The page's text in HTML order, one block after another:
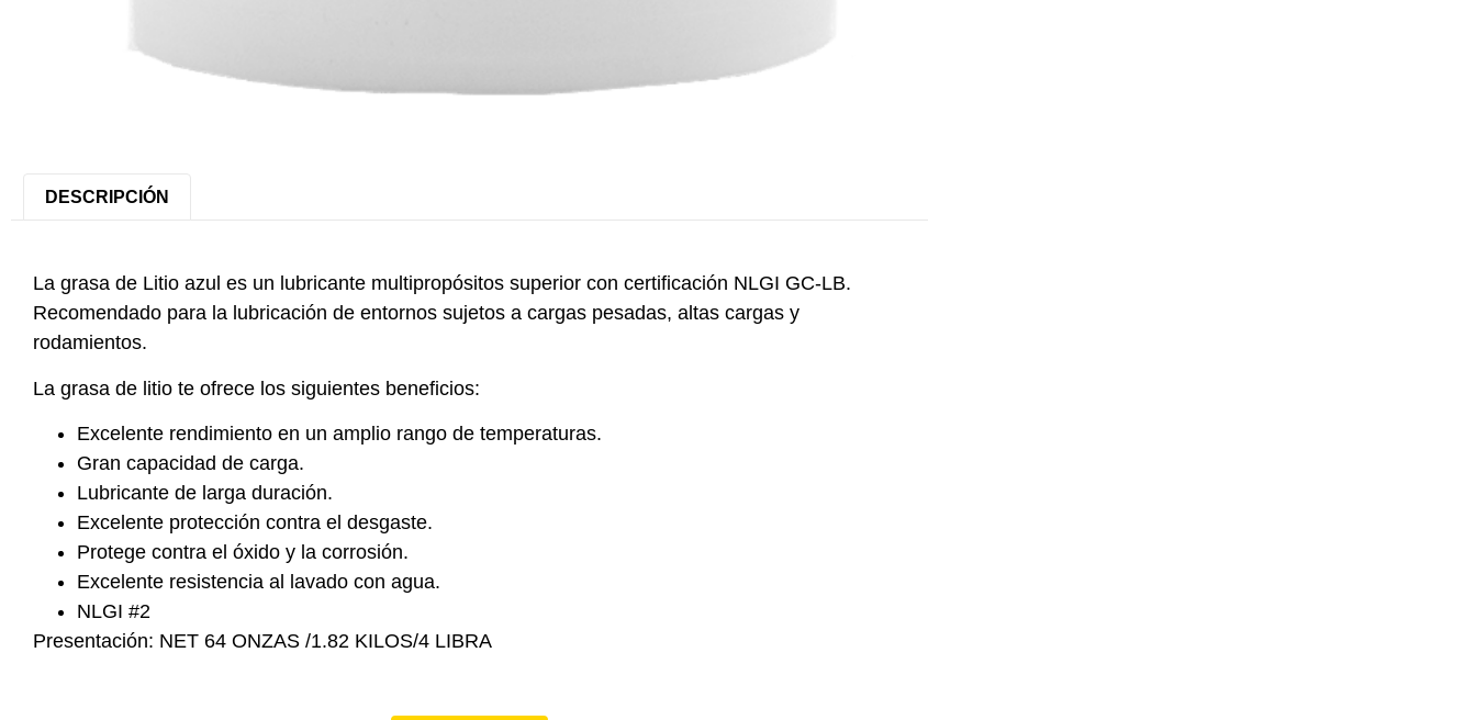
DESCRIPCIÓN
La grasa de Litio azul es un lubricante multipropósitos superior con certificación NLGI GC-LB.
Recomendado para la lubricación de entornos sujetos a cargas pesadas, altas cargas y
rodamientos.
La grasa de litio te ofrece los siguientes beneficios:
Excelente rendimiento en un amplio rango de temperaturas.
Gran capacidad de carga.
Lubricante de larga duración.
Excelente protección contra el desgaste.
Protege contra el óxido y la corrosión.
Excelente resistencia al lavado con agua.
NLGI #2
Presentación: NET 64 ONZAS /1.82 KILOS/4 LIBRA